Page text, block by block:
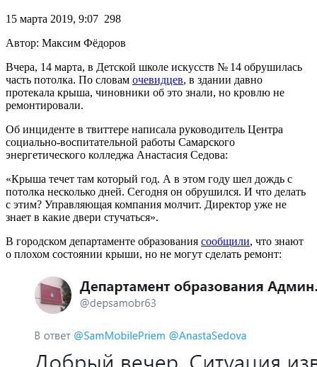
15 марта 2019, 9:07 298
Автор: Максим Фёдоров
Вчера, 14 марта, в Детской школе искусств № 14 обрушилась
часть потолка. По словам очевидцев, в здании давно
протекала крыша, чиновники об это знали, но кровлю не
ремонтировали.
Об инциденте в твиттере написала руководитель Центра
социально-воспитательной работы Самарского
энергетического колледжа Анастасия Седова:
«Крыша течет там который год. А в этом году шел дождь с
потолка несколько дней. Сегодня он обрушился. И что делать
с этим? Управляющая компания молчит. Директор уже не
знает в какие двери стучаться».
В городском департаменте образования сообщили, что знают
о плохом состоянии крыши, но не могут сделать ремонт: